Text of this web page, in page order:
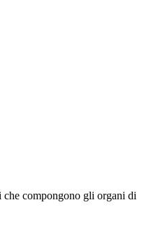
compongono gli organi di